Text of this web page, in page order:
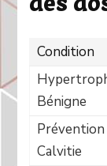
Condition
Bénigne
Prévention
Calvitie